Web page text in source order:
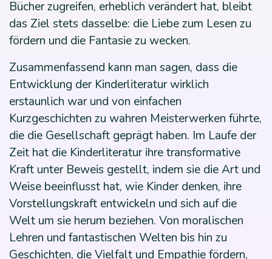
Bücher zugreifen, erheblich verändert hat, bleibt
das Ziel stets dasselbe: die Liebe zum Lesen zu
fördern und die Fantasie zu wecken.
Zusammenfassend kann man sagen, dass die
Entwicklung der Kinderliteratur wirklich
erstaunlich war und von einfachen
Kurzgeschichten zu wahren Meisterwerken führte,
die die Gesellschaft geprägt haben. Im Laufe der
Zeit hat die Kinderliteratur ihre transformative
Kraft unter Beweis gestellt, indem sie die Art und
Weise beeinflusst hat, wie Kinder denken, ihre
Vorstellungskraft entwickeln und sich auf die
Welt um sie herum beziehen. Von moralischen
Lehren und fantastischen Welten bis hin zu
Geschichten, die Vielfalt und Empathie fördern,